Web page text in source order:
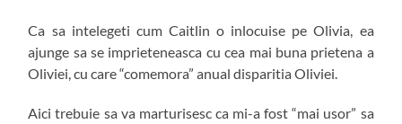
Ca sa intelegeti cum Caitlin o inlocuise pe Olivia, ea
ajunge sa se imprieteneasca cu cea mai buna prietena a
Oliviei, cu care “comemora” anual disparitia Oliviei.
Aici trebuie sa va marturisesc ca mi-a fost “mai usor” sa